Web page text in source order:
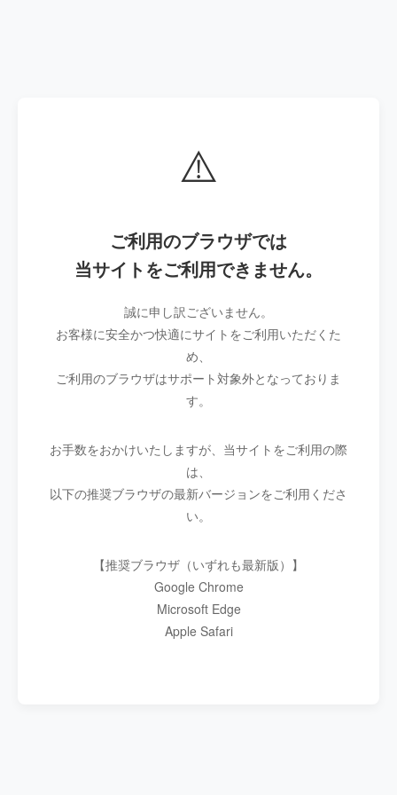
⚠️
ご利用のブラウザでは
当サイトをご利用できません。
誠に申し訳ございません。
お客様に安全かつ快適にサイトをご利用いただくた
め、
ご利用のブラウザはサポート対象外となっておりま
す。
お手数をおかけいたしますが、当サイトをご利用の際
は、
以下の推奨ブラウザの最新バージョンをご利用くださ
い。
【推奨ブラウザ（いずれも最新版）】
Google Chrome
Microsoft Edge
Apple Safari